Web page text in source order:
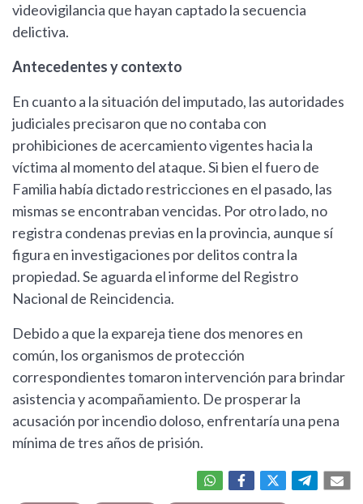
videovigilancia que hayan captado la secuencia
delictiva.
Antecedentes y contexto
En cuanto a la situación del imputado, las autoridades
judiciales precisaron que no contaba con
prohibiciones de acercamiento vigentes hacia la
víctima al momento del ataque. Si bien el fuero de
Familia había dictado restricciones en el pasado, las
mismas se encontraban vencidas. Por otro lado, no
registra condenas previas en la provincia, aunque sí
figura en investigaciones por delitos contra la
propiedad. Se aguarda el informe del Registro
Nacional de Reincidencia.
Debido a que la expareja tiene dos menores en
común, los organismos de protección
correspondientes tomaron intervención para brindar
asistencia y acompañamiento. De prosperar la
acusación por incendio doloso, enfrentaría una pena
mínima de tres años de prisión.